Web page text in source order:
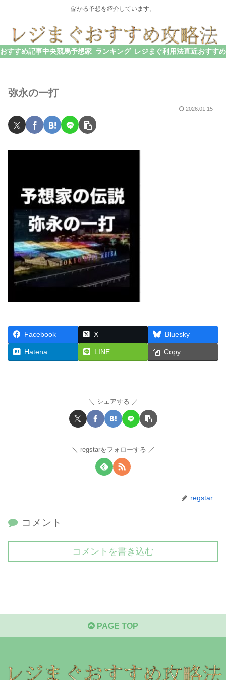
儲かる予想を紹介しています。
おすすめ記事中央競馬予想家 ランキング レジまぐ利用法直近おすすめ
弥永の一打
2026.01.15
Facebook X Bluesky
Hatena LINE Copy
シェアする
regstarをフォローする
regstar
コメント
コメントを書き込む
PAGE TOP